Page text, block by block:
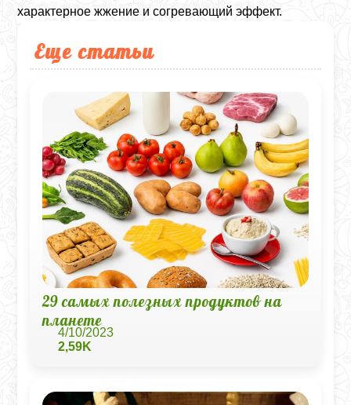
характерное жжение и согревающий эффект.
Еще статьи
29 самых полезных продуктов на
планете
4/10/2023
2,59K